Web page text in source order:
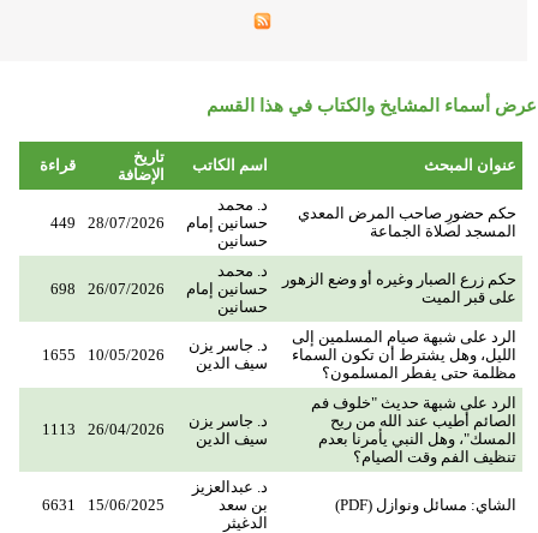
عرض أسماء المشايخ والكتاب في هذا القسم
عنوان المبحث اسم الكاتب
تاريخ
الإضافة
قراءة
حكم حضورِ صاحب المرض المعدي
المسجد لصلاة الجماعة
د. محمد
حسانين إمام
حسانين
28/07/2026
449
حكم زرع الصبار وغيره أو وضع الزهور
على قبر الميت
د. محمد
حسانين إمام
حسانين
26/07/2026
698
الرد على شبهة صيام المسلمين إلى
الليل، وهل يشترط أن تكون السماء
مظلمة حتى يفطر المسلمون؟
د. جاسر يزن
سيف الدين
10/05/2026
1655
الرد على شبهة حديث "خلوف فم
الصائم أطيب عند الله من ريح
المسك"، وهل النبي يأمرنا بعدم
تنظيف الفم وقت الصيام؟
د. جاسر يزن
سيف الدين
26/04/2026
1113
الشاي: مسائل ونوازل (PDF)
د. عبدالعزيز
بن سعد
الدغيثر
15/06/2025
6631